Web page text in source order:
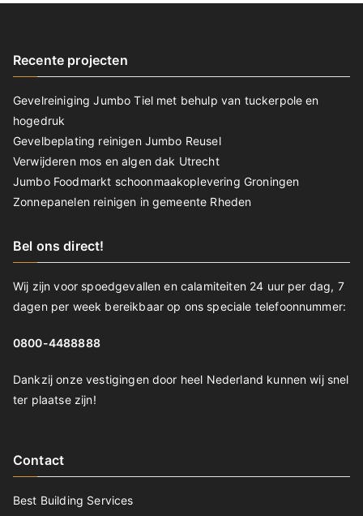
Recente projecten
Gevelreiniging Jumbo Tiel met behulp van tuckerpole en
hogedruk
Gevelbeplating reinigen Jumbo Reusel
Verwijderen mos en algen dak Utrecht
Jumbo Foodmarkt schoonmaakoplevering Groningen
Zonnepanelen reinigen in gemeente Rheden
Bel ons direct!
Wij zijn voor spoedgevallen en calamiteiten 24 uur per dag, 7
dagen per week bereikbaar op ons speciale telefoonnummer:
0800-4488888
Dankzij onze vestigingen door heel Nederland kunnen wij snel
ter plaatse zijn!
Contact
Best Building Services